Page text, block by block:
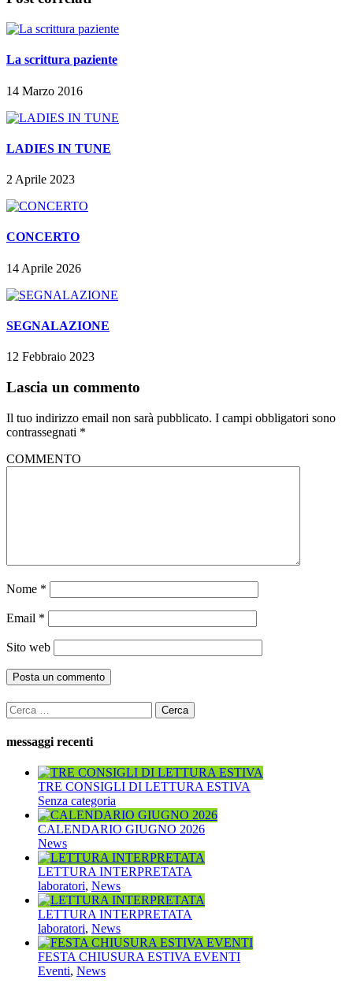
La scrittura paziente
14 Marzo 2016
LADIES IN TUNE
2 Aprile 2023
CONCERTO
14 Aprile 2026
SEGNALAZIONE
12 Febbraio 2023
Lascia un commento
Il tuo indirizzo email non sarà pubblicato. I campi obbligatori sono
contrassegnati *
COMMENTO
Nome *
Email *
Sito web
Ricerca
per:
messaggi recenti
TRE CONSIGLI DI LETTURA ESTIVA
Senza categoria
CALENDARIO GIUGNO 2026
News
LETTURA INTERPRETATA
laboratori, News
LETTURA INTERPRETATA
laboratori, News
FESTA CHIUSURA ESTIVA EVENTI
Eventi, News